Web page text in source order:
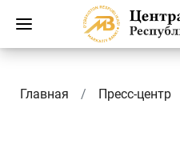
Главная Пресс-центр